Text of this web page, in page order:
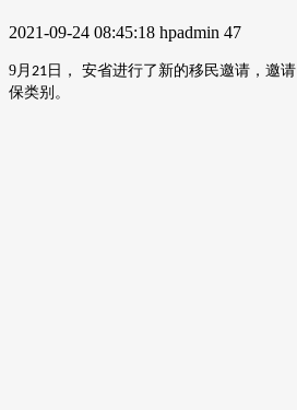
2021-09-24 08:45:18 hpadmin 47
9 月 21 日， 安省进行了新的移民邀请，邀请
保类别。